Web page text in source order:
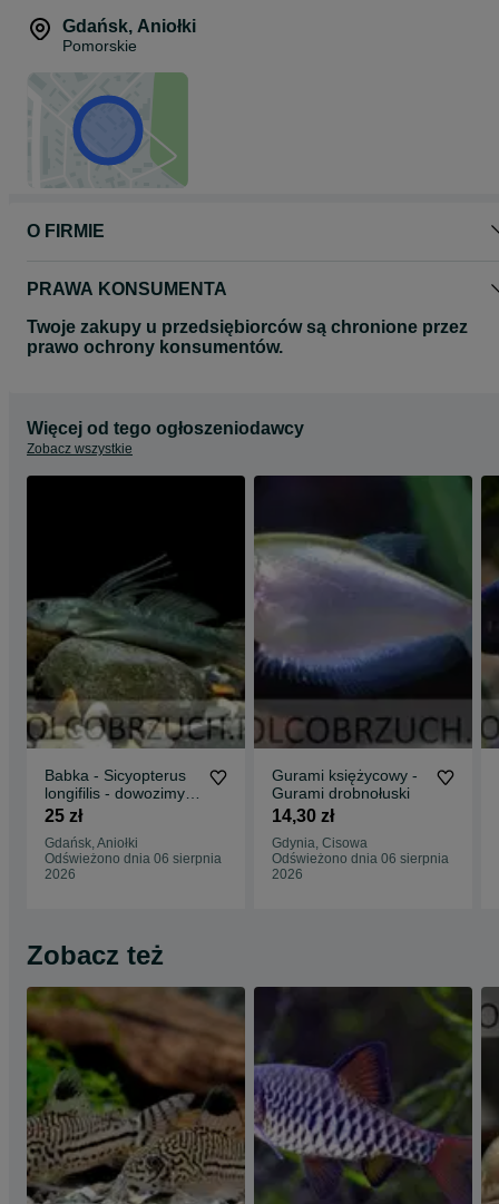
Gdańsk, Aniołki
Pomorskie
O FIRMIE
PRAWA KONSUMENTA
Twoje zakupy u przedsiębiorców są chronione przez
prawo ochrony konsumentów.
Więcej od tego ogłoszeniodawcy
Zobacz wszystkie
Babka - Sicyopterus
longifilis - dowozimy,
wysyłamy
25 zł
Gdańsk, Aniołki
Odświeżono dnia 06 sierpnia
2026
Gurami księżycowy -
Gurami drobnołuski
14,30 zł
Gdynia, Cisowa
Odświeżono dnia 06 sierpnia
2026
Zobacz też